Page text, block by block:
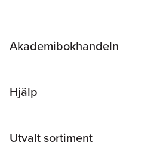
Akademibokhandeln
Hjälp
Utvalt sortiment